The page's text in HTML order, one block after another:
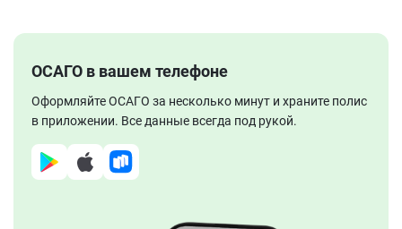
ОСАГО в вашем телефоне
Оформляйте ОСАГО за несколько минут и храните полис
в приложении. Все данные всегда под рукой.